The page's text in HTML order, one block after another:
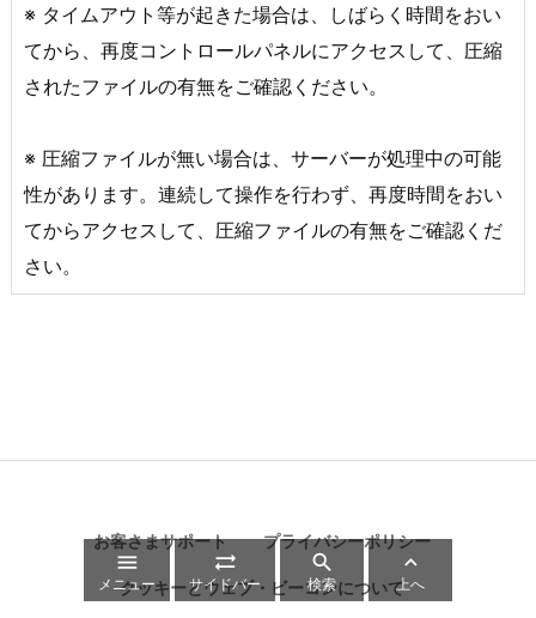
※ タイムアウト等が起きた場合は、しばらく時間をおい
てから、再度コントロールパネルにアクセスして、圧縮
されたファイルの有無をご確認ください。
※ 圧縮ファイルが無い場合は、サーバーが処理中の可能
性があります。連続して操作を行わず、再度時間をおい
てからアクセスして、圧縮ファイルの有無をご確認くだ
さい。
お客さまサポート プライバシーポリシー
クッキーとウェブ・ビーコンについて

メニュー

サイドバー

検索

上へ